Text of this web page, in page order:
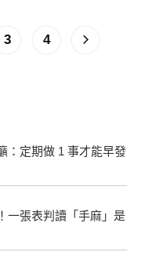
3 4
：定期做 1 事才能早發
一張表判讀「手麻」是